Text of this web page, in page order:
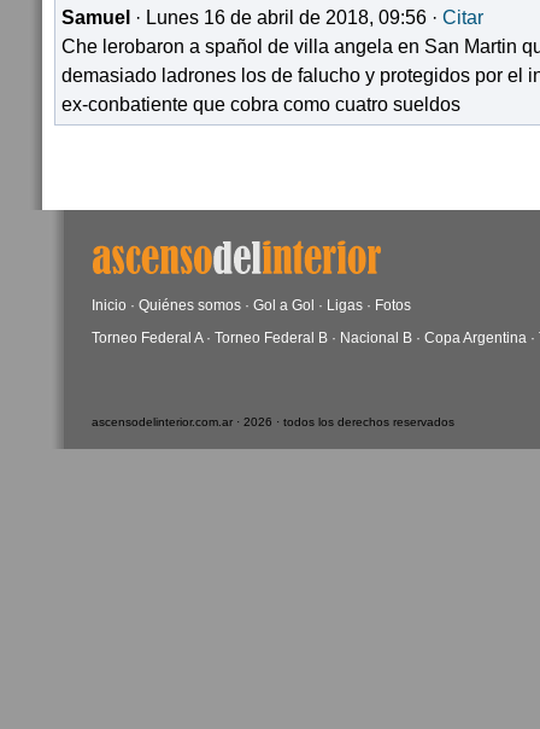
Samuel · Lunes 16 de abril de 2018, 09:56 · Citar
Che lerobaron a spañol de villa angela en San Martin
demasiado ladrones los de falucho y protegidos por el
ex-conbatiente que cobra como cuatro sueldos
Inicio · Quiénes somos · Gol a Gol · Ligas · Fotos
Torneo Federal A· Torneo Federal B · Nacional B · Copa Argentina ·
ascensodelinterior.com.ar · 2026 · todos los derechos reservados